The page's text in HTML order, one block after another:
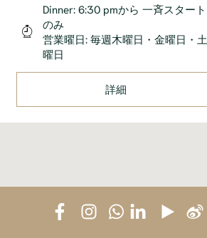
Dinner: 6:30 pmから 一斉スタート
のみ
営業曜日: 毎週木曜日・金曜日・土
曜日
詳細